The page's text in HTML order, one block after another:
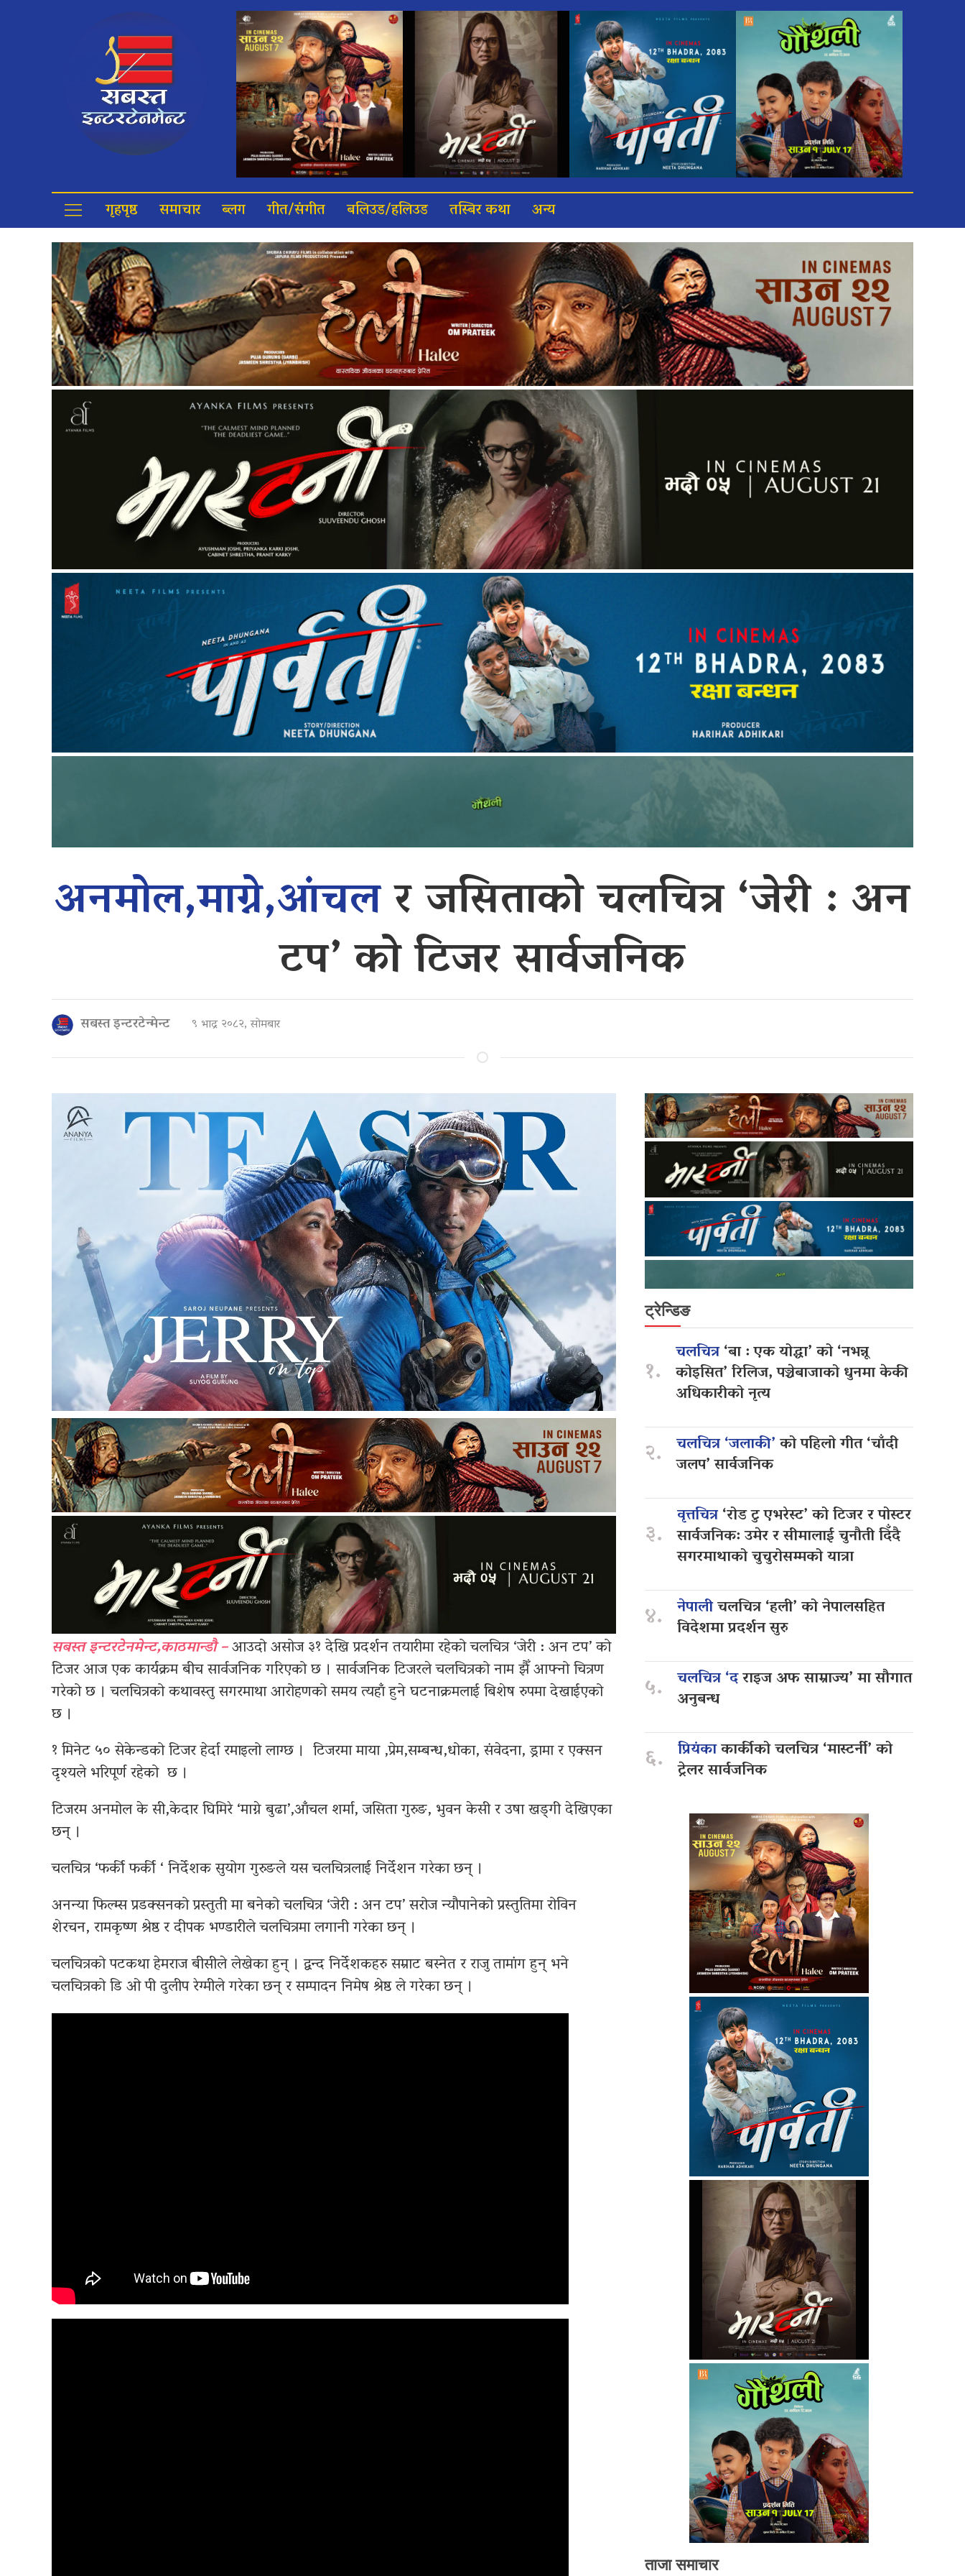
गृहपृष्ठ समाचार ब्लग गीत/संगीत बलिउड/हलिउड तस्बिर कथा अन्य
अनमोल,माग्ने,आंचलर जसिताको चलचित्र ‘जेरी : अन
टप’ को टिजर सार्वजनिक
सबस्त इन्टरटेन्मेन्ट ९ भाद्र २०८२, सोमबार
सबस्त इन्टरटेनमेन्ट,काठमान्डौ –आउदो असोज ३१ देखि प्रदर्शन तयारीमा रहेको चलचित्र ‘जेरी : अन टप’ को
टिजर आज एक कार्यक्रम बीच सार्वजनिक गरिएको छ । सार्वजनिक टिजरले चलचित्रको नाम झैँ आफ्नो चित्रण
गरेको छ । चलचित्रको कथावस्तु सगरमाथा आरोहणको समय त्यहाँ हुने घटनाक्रमलाई बिशेष रुपमा देखाईएको
छ ।
१ मिनेट ५० सेकेन्डको टिजर हेर्दा रमाइलो लाग्छ । टिजरमा माया ,प्रेम,सम्बन्ध,धोका, संवेदना, ड्रामा र एक्सन
दृश्यले भरिपूर्ण रहेको छ ।
टिजरम अनमोल के सी,केदार घिमिरे ‘माग्ने बुढा’,आँचल शर्मा, जसिता गुरुङ, भुवन केसी र उषा खड्गी देखिएका
छन् ।
चलचित्र ‘फर्की फर्की ‘ निर्देशक सुयोग गुरुङले यस चलचित्रलाई निर्देशन गरेका छन् ।
अनन्या फिल्म्स प्रडक्सनको प्रस्तुती मा बनेको चलचित्र ‘जेरी : अन टप’ सरोज न्यौपानेको प्रस्तुतिमा रोविन
शेरचन, रामकृष्ण श्रेष्ठ र दीपक भण्डारीले चलचित्रमा लगानी गरेका छन् ।
चलचित्रको पटकथा हेमराज बीसीले लेखेका हुन् । द्वन्द निर्देशकहरु सम्राट बस्नेत र राजु तामांग हुन् भने
चलचित्रको डि ओ पी दुलीप रेग्मीले गरेका छन् र सम्पादन निमेष श्रेष्ठ ले गरेका छन् ।
ट्रेन्डिङ
१.
चलचित्र‘बा : एक योद्धा’ को ‘नभन्नू
कोइसित’ रिलिज, पञ्चेबाजाको धुनमा केकी
अधिकारीको नृत्य
२. चलचित्र ‘जलाकी’को पहिलो गीत ‘चाँदी
जलप’ सार्वजनिक
३.
वृत्तचित्र‘रोड टु एभरेस्ट’ को टिजर र पोस्टर
सार्वजनिक: उमेर र सीमालाई चुनौती दिँदै
सगरमाथाको चुचुरोसम्मको यात्रा
४. नेपालीचलचित्र ‘हली’ को नेपालसहित
विदेशमा प्रदर्शन सुरु
५. चलचित्र ‘दराइज अफ साम्राज्य’ मा सौगात
अनुबन्ध
६. प्रियंकाकार्कीको चलचित्र ‘मास्टर्नी’ को
ट्रेलर सार्वजनिक
ताजा समाचार